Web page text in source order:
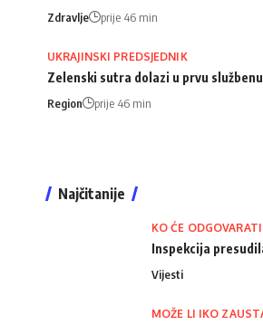
Zdravlje prije 46 min
UKRAJINSKI PREDSJEDNIK
Zelenski sutra dolazi u prvu
Region prije 46 min
Najčitanije
KO ĆE
Inspekcija
Vijesti
MOŽE LI IKO